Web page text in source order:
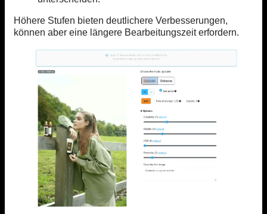
Höhere Stufen bieten deutlichere Verbesserungen,
können aber eine längere Bearbeitungszeit erfordern.